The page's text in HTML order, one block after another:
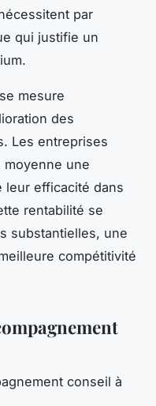
par
qui justifie un
mesure
des
Les entreprises
moyenne une
leur efficacité dans
rentabilité se
substantielles, une
compétitivité